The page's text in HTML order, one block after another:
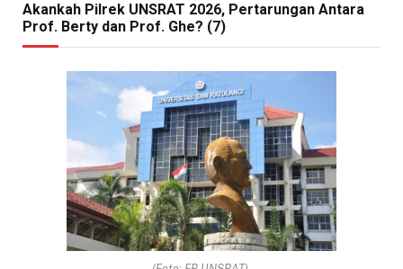
Akankah Pilrek UNSRAT 2026, Pertarungan Antara
Prof. Berty dan Prof. Ghe? (7)